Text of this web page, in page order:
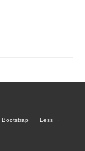
Bootstrap · Less ·